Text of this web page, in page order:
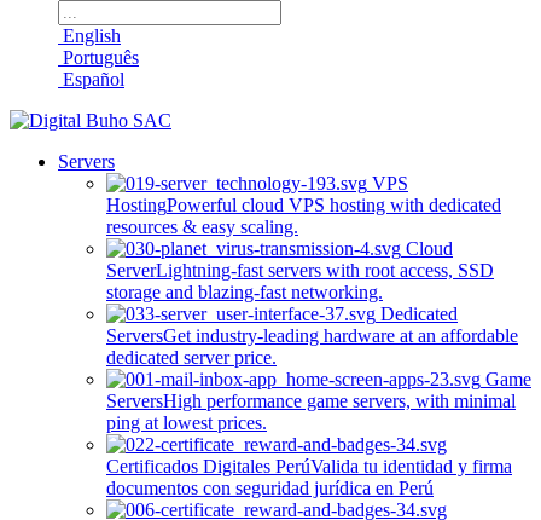
English
Português
Español
Servers
VPS
HostingPowerful cloud VPS hosting with dedicated
resources & easy scaling.
Cloud
ServerLightning-fast servers with root access, SSD
storage and blazing-fast networking.
Dedicated
ServersGet industry-leading hardware at an affordable
dedicated server price.
Game
ServersHigh performance game servers, with minimal
ping at lowest prices.
Certificados Digitales PerúValida tu identidad y firma
documentos con seguridad jurídica en Perú